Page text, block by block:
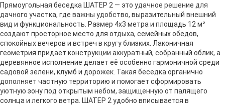
Прямоугольная беседка ШАТЕР 2 — это удачное решение для
дачного участка, где важны удобство, выразительный внешний
вид и функциональность. Размер 4х3 метра и площадь 12 м²
создают просторное место для отдыха, семейных обедов,
спокойных вечеров и встреч в кругу близких. Лаконичная
геометрия придает конструкции аккуратный, собранный облик, а
деревянное исполнение делает её особенно гармоничной среди
садовой зелени, клумб и дорожек. Такая беседка органично
дополняет частную территорию и помогает сформировать
уютную зону под открытым небом, защищенную от палящего
солнца и легкого ветра. ШАТЕР 2 удобно вписывается в